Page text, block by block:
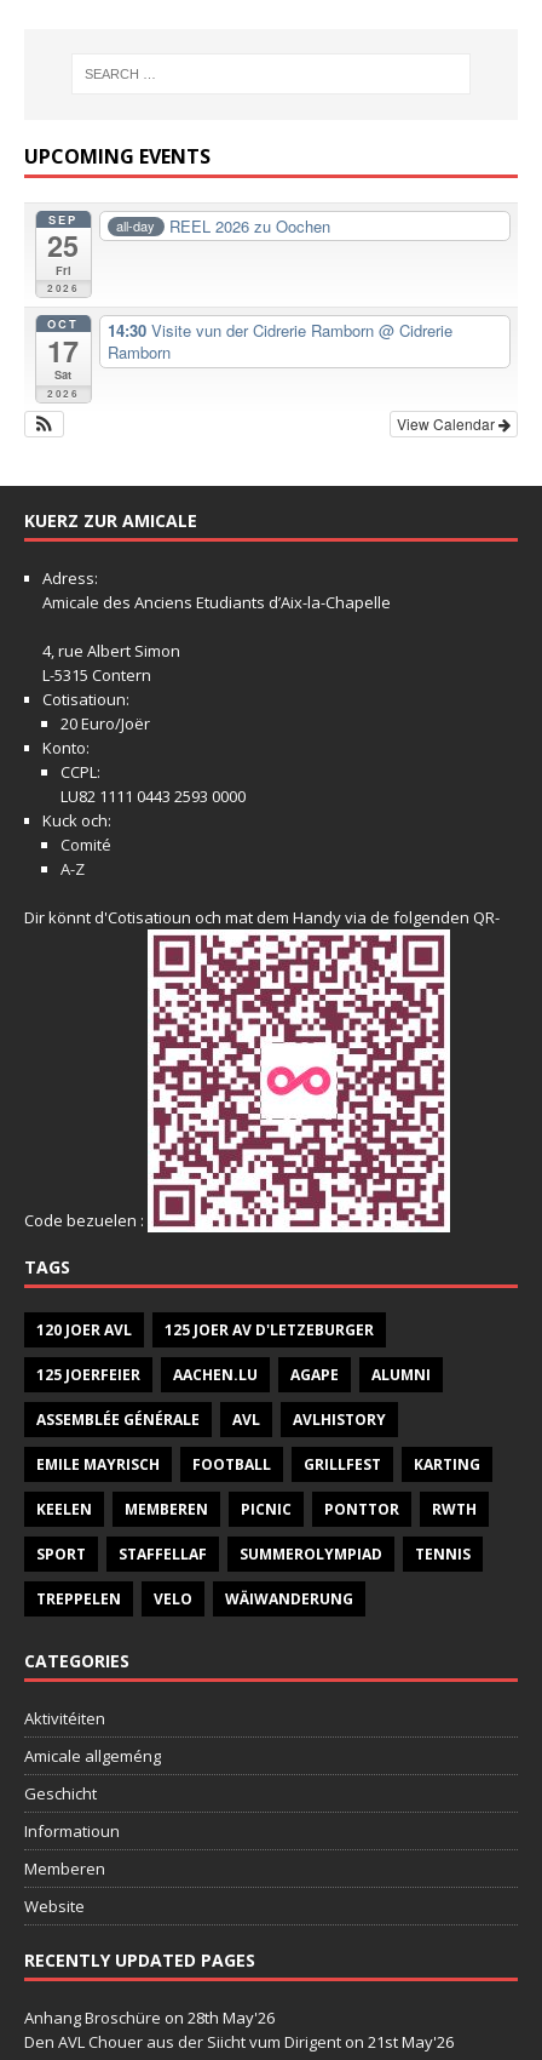
UPCOMING EVENTS
SEP
25
Fri
2026
all-day REEL 2026 zu Oochen
OCT
17
Sat
2026
14:30 Visite vun der Cidrerie Ramborn @ Cidrerie
Ramborn
View Calendar
KUERZ ZUR AMICALE
Adress:
Amicale des Anciens Etudiants d’Aix-la-Chapelle
4, rue Albert Simon
L-5315 Contern
Cotisatioun:
20 Euro/Joër
Konto:
CCPL:
LU82 1111 0443 2593 0000
Kuck och:
Comité
A-Z
Dir könnt d'Cotisatioun och mat dem Handy via de folgenden QR-
Code bezuelen :
TAGS
120 JOER AVL 125 JOER AV D'LETZEBURGER
125 JOERFEIER AACHEN.LU AGAPE ALUMNI
ASSEMBLÉE GÉNÉRALE AVL AVLHISTORY
EMILE MAYRISCH FOOTBALL GRILLFEST KARTING
KEELEN MEMBEREN PICNIC PONTTOR RWTH
SPORT STAFFELLAF SUMMEROLYMPIAD TENNIS
TREPPELEN VELO WÄIWANDERUNG
CATEGORIES
Aktivitéiten
Amicale allgeméng
Geschicht
Informatioun
Memberen
Website
RECENTLY UPDATED PAGES
Anhang Broschüre on 28th May'26
Den AVL Chouer aus der Siicht vum Dirigent on 21st May'26